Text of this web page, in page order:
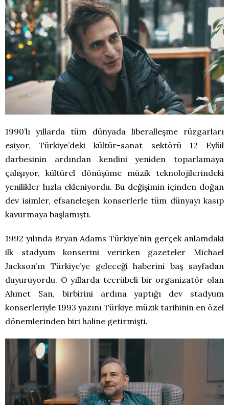
1990’lı yıllarda tüm dünyada liberalleşme rüzgarları
esiyor, Türkiye’deki kültür-sanat sektörü 12 Eylül
darbesinin ardından kendini yeniden toparlamaya
çalışıyor, kültürel dönüşüme müzik teknolojilerindeki
yenilikler hızla ekleniyordu. Bu değişimin içinden doğan
dev isimler, efsaneleşen konserlerle tüm dünyayı kasıp
kavurmaya başlamıştı.
1992 yılında Bryan Adams Türkiye’nin gerçek anlamdaki
ilk stadyum konserini verirken gazeteler Michael
Jackson’ın Türkiye’ye geleceği haberini baş sayfadan
duyuruyordu. O yıllarda tecrübeli bir organizatör olan
Ahmet San, birbirini ardına yaptığı dev stadyum
konserleriyle 1993 yazını Türkiye müzik tarihinin en özel
dönemlerinden biri haline getirmişti.